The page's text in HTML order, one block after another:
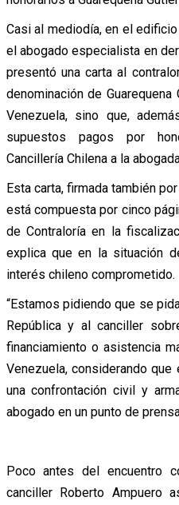
Casi al mediodía, en el
el abogado especialista en
presentó una carta al
denominación de
Venezuela, sino que,
supuestos pagos por
Cancillería Chilena a la
Esta carta, firmada también
está compuesta por cinco
de Contraloría en la
explica que en la situación
interés chileno comprometido.
“Estamos pidiendo que se
República y al canciller
financiamiento o asistencia
Venezuela, considerando
una confrontación civil y
abogado en un punto de
Poco antes del encuentro
canciller Roberto Ampuero